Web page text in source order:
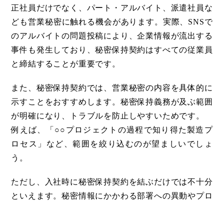
正社員だけでなく、パート・アルバイト、派遣社員な
ども営業秘密に触れる機会があります。実際、SNSで
のアルバイトの問題投稿により、企業情報が流出する
事件も発生しており、秘密保持契約はすべての従業員
と締結することが重要です。
また、秘密保持契約では、営業秘密の内容を具体的に
示すことをおすすめします。秘密保持義務が及ぶ範囲
が明確になり、トラブルを防止しやすいためです。
例えば、「○○プロジェクトの過程で知り得た製造プ
ロセス」など、範囲を絞り込むのが望ましいでしょ
う。
ただし、入社時に秘密保持契約を結ぶだけでは不十分
といえます。秘密情報にかかわる部署への異動やプロ